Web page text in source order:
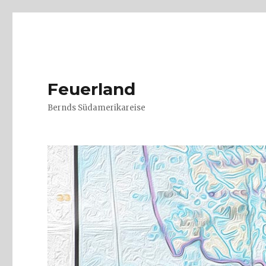
Feuerland
Bernds Südamerikareise